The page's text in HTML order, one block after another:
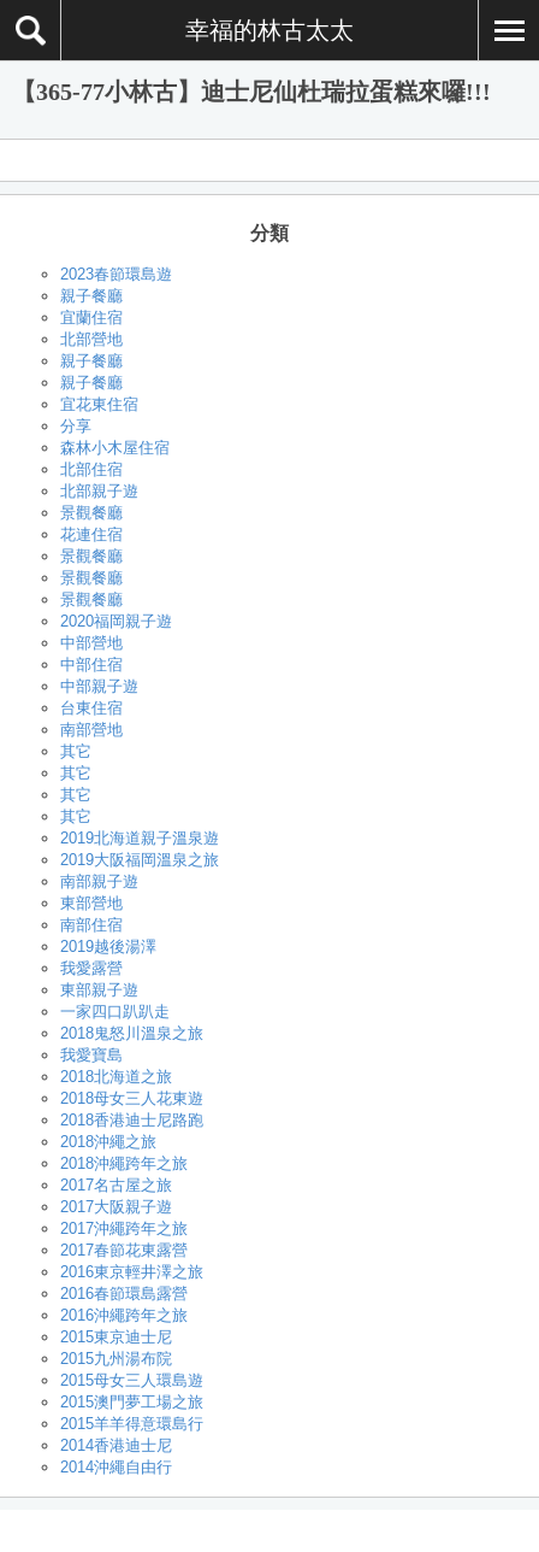
幸福的林古太太
【365-77小林古】迪士尼仙杜瑞拉蛋糕來囉!!!
分類
2023春節環島遊
親子餐廳
宜蘭住宿
北部營地
親子餐廳
親子餐廳
宜花東住宿
分享
森林小木屋住宿
北部住宿
北部親子遊
景觀餐廳
花連住宿
景觀餐廳
景觀餐廳
景觀餐廳
2020福岡親子遊
中部營地
中部住宿
中部親子遊
台東住宿
南部營地
其它
其它
其它
其它
2019北海道親子溫泉遊
2019大阪福岡溫泉之旅
南部親子遊
東部營地
南部住宿
2019越後湯澤
我愛露營
東部親子遊
一家四口趴趴走
2018鬼怒川溫泉之旅
我愛寶島
2018北海道之旅
2018母女三人花東遊
2018香港迪士尼路跑
2018沖繩之旅
2018沖繩跨年之旅
2017名古屋之旅
2017大阪親子遊
2017沖繩跨年之旅
2017春節花東露營
2016東京輕井澤之旅
2016春節環島露營
2016沖繩跨年之旅
2015東京迪士尼
2015九州湯布院
2015母女三人環島遊
2015澳門夢工場之旅
2015羊羊得意環島行
2014香港迪士尼
2014沖繩自由行